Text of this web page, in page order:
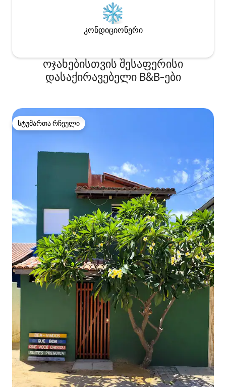
კონდიციონერი
ოჯახებისთვის შესაფერისი
დასაქირავებელი B&B‑ები
სტუმართა რჩეული
სტუმართა რჩეული